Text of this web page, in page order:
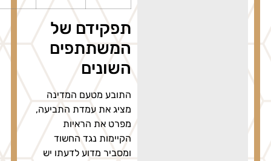
תפקידם של
המשתתפים
השונים
התובע מטעם המדינה
מציג את עמדת התביעה,
מפרט את הראיות
הקיימות נגד החשוד
ומסביר מדוע לדעתו יש